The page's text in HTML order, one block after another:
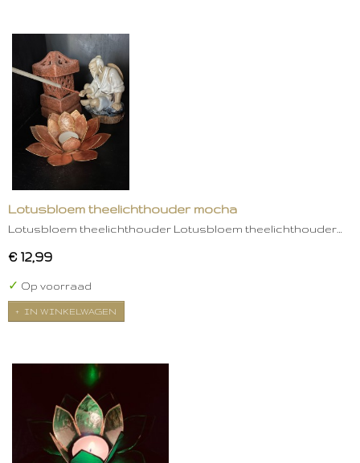
Lotusbloem theelichthouder mocha
Lotusbloem theelichthouder Lotusbloem theelichthouder…
€ 12,99
✓ Op voorraad
IN WINKELWAGEN